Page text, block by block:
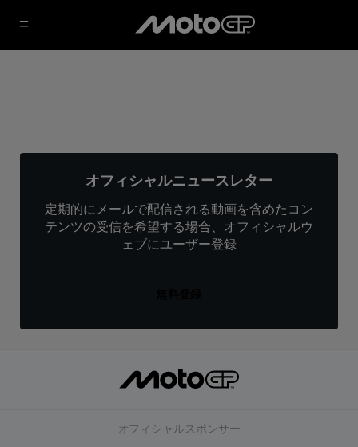
オフィシャルニュースレター
定期的にメールで配信される動画を含めたコン
テンツの受信を希望する場合、オフィシャルウ
ェブにユーザー登録
オフィシャルスポンサー